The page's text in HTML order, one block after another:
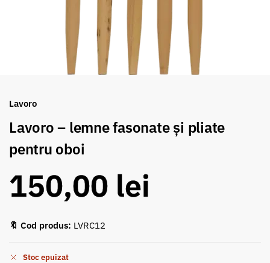
Lavoro
Lavoro – lemne fasonate și pliate
pentru oboi
150,00 lei
🔖 Cod produs: LVRC12
Stoc epuizat